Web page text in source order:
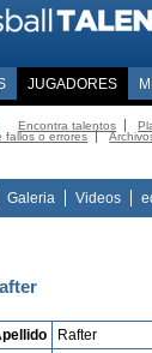
JUGADORES
Encontra talentos
fallos o errores
Galeria Videos
Rafter